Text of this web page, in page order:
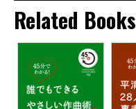
Related Books